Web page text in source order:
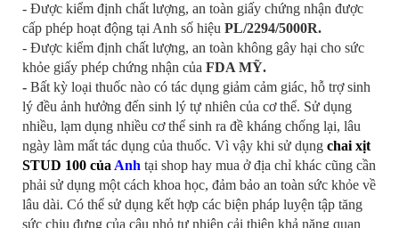
- Được kiểm định chất lượng, an toàn giấy chứng nhận được
cấp phép hoạt động tại Anh số hiệu PL/2294/5000R.
- Được kiểm định chất lượng, an toàn không gây hại cho sức
khỏe giấy phép chứng nhận của FDA MỸ.
- Bất kỳ loại thuốc nào có tác dụng giảm cảm giác, hỗ trợ sinh
lý đều ảnh hưởng đến sinh lý tự nhiên của cơ thể. Sử dụng
nhiều, lạm dụng nhiều cơ thể sinh ra đề kháng chống lại, lâu
ngày làm mất tác dụng của thuốc. Vì vậy khi sử dụng chai xịt
STUD 100 của Anh tại shop hay mua ở địa chỉ khác cũng cần
phải sử dụng một cách khoa học, đảm bảo an toàn sức khỏe về
lâu dài. Có thể sử dụng kết hợp các biện pháp luyện tập tăng
sức chịu đựng của cậu nhỏ tự nhiên cải thiện khả năng quan